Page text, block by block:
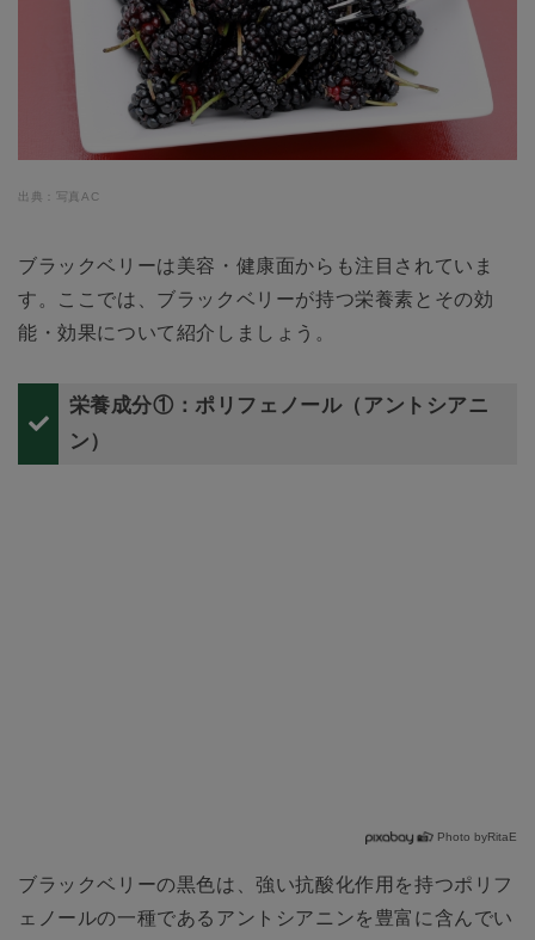
出典：写真AC
ブラックベリーは美容・健康面からも注目されていま
す。ここでは、ブラックベリーが持つ栄養素とその効
能・効果について紹介しましょう。
栄養成分①：ポリフェノール（アントシアニ
ン）
Photo byRitaE
ブラックベリーの黒色は、強い抗酸化作用を持つポリフ
ェノールの一種であるアントシアニンを豊富に含んでい